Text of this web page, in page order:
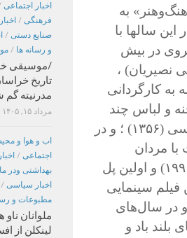
فرهنگ‌وهنر» به
سالها با
در بیش
نصیریان) ،
کارگردانی
و لباس چند
سریال تلویزیونی ازجمله : سمک عیار (۱۳۵۴) و افسانه‌های کهن فارسی (۱۳۵۶) ؛ و در
تاتارها(۱۹۷۸) ، ملاقات با مردان
استثنایی (۱۹۷۸) ، رقص‌های مقدس (۱۹۸۱) ، در غربت و مهابهارتا (۱۹۹۱) و اولین پل
فرمان‌آراء ـ ۱۳۵۳) نخستین فیلم سینمایی
در سال‌های
بلند باد و
اخبار اجتماعی
فرهنگی /
صنایع دستی /
و رسانه ها /
/موسیقی
تاریخ
مدرنیته گم
مرداد ۱۵, ۱۴۰۵
اب و هوا و
اجتماعی /
بهداشتی ودر
اخبار سیاسی /
مطبوعات و
ملوانان ناو
لینکلن از